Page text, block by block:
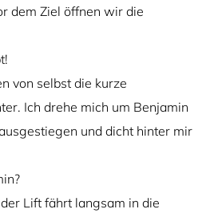
dem Ziel öffnen wir die
von selbst die kurze
Ich drehe mich um Benjamin
und dicht hinter mir
Lift fährt langsam in die